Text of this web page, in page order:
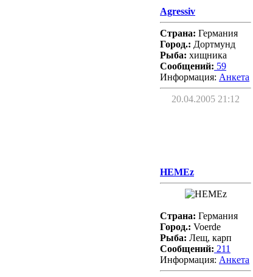
Agressiv
Страна: Германия
Город.: Дортмунд
Рыба: хищника
Сообщений: 59
Информация: Aнкета
20.04.2005 21:12
HEMEz
Страна: Германия
Город.: Voerde
Рыба: Лещ, карп
Сообщений: 211
Информация: Aнкета